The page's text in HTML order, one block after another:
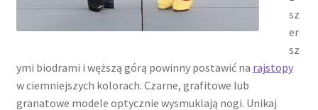
sz
er
sz
ymi biodrami i węższą górą powinny postawić na rajstopy
w ciemniejszych kolorach. Czarne, grafitowe lub
granatowe modele optycznie wysmuklają nogi. Unikaj